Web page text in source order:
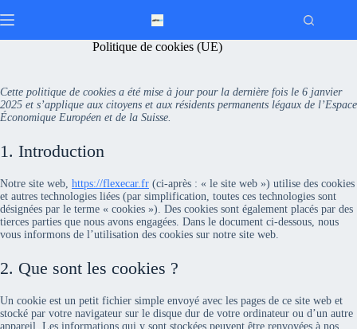
au
Politique de cookies (UE)
Cette politique de cookies a été mise à jour pour la dernière fois le 6 janvier
2025 et s’applique aux citoyens et aux résidents permanents légaux de l’Espace
Économique Européen et de la Suisse.
1. Introduction
Notre site web, https://flexecar.fr (ci-après : « le site web ») utilise des cookies
et autres technologies liées (par simplification, toutes ces technologies sont
désignées par le terme « cookies »). Des cookies sont également placés par des
tierces parties que nous avons engagées. Dans le document ci-dessous, nous
vous informons de l’utilisation des cookies sur notre site web.
2. Que sont les cookies ?
Un cookie est un petit fichier simple envoyé avec les pages de ce site web et
stocké par votre navigateur sur le disque dur de votre ordinateur ou d’un autre
appareil. Les informations qui y sont stockées peuvent être renvoyées à nos